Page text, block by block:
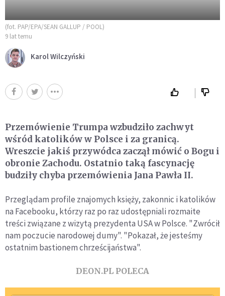
(fot. PAP/EPA/SEAN GALLUP / POOL)
9 lat temu
Karol Wilczyński
Przemówienie Trumpa wzbudziło zachwyt
wśród katolików w Polsce i za granicą.
Wreszcie jakiś przywódca zaczął mówić o Bogu i
obronie Zachodu. Ostatnio taką fascynację
budziły chyba przemówienia Jana Pawła II.
Przeglądam profile znajomych księży, zakonnic i katolików
na Facebooku, którzy raz po raz udostępniali rozmaite
treści związane z wizytą prezydenta USA w Polsce. "Zwrócił
nam poczucie narodowej dumy". "Pokazał, że jesteśmy
ostatnim bastionem chrześcijaństwa".
DEON.PL POLECA